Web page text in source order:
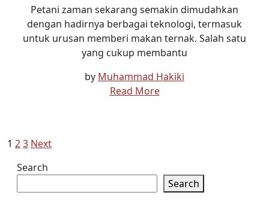
Petani zaman sekarang semakin dimudahkan
dengan hadirnya berbagai teknologi, termasuk
untuk urusan memberi makan ternak. Salah satu
yang cukup membantu
by Muhammad Hakiki
Read More
Posts
pagination
1 23 Next
Search
Search